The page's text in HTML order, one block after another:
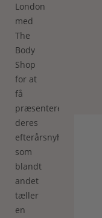
London
med
The
Body
Shop
for at
få
præsenteret
deres
efterårsnyheder,
som
blandt
andet
tæller
en